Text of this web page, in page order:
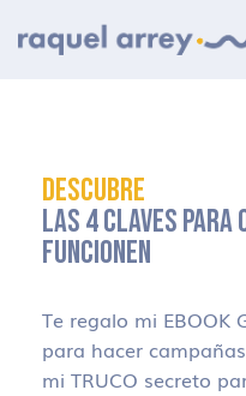
DESCUBRE
LAS 4 CLAVES PARA
FUNCIONEN
Te regalo mi EBOOK
para hacer
mi TRUCO secreto